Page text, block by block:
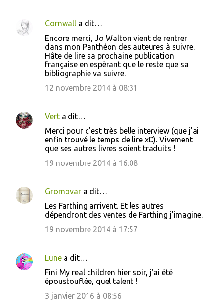
Cornwall
a dit…
Encore merci, Jo Walton vient de rentrer
dans mon Panthéon des auteures à suivre.
Hâte de lire sa prochaine publication
française en espèrant que le reste que sa
bibliographie va suivre.
12 novembre 2014 à 08:31
Vert a dit…
Merci pour c'est très belle interview (que j'ai
enfin trouvé le temps de lire xD). Vivement
que ses autres livres soient traduits !
19 novembre 2014 à 16:08
Gromovar a dit…
Les Farthing arrivent. Et les autres
dépendront des ventes de Farthing j'imagine.
19 novembre 2014 à 17:57
Lune a dit…
Fini My real children hier soir, j'ai été
époustouflée, quel talent !
3 janvier 2016 à 08:56